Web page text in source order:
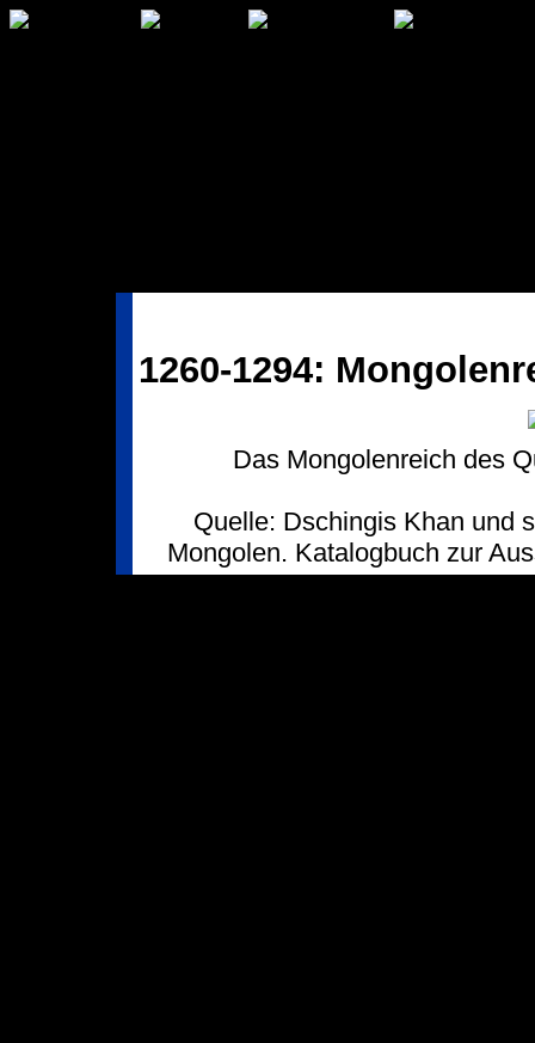
1260-1294:
Das Mongolenreich des
Quelle: Dschingis Khan und
Mongolen. Katalogbuch zur